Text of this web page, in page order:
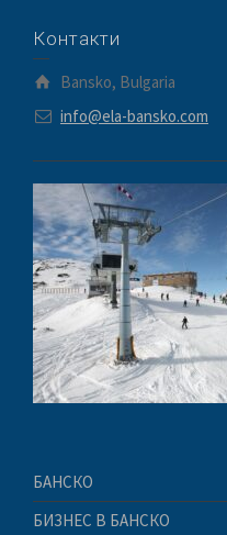
Контакти
Bansko, Bulgaria
info@ela-bansko.com
БАНСКО
БИЗНЕС В БАНСКО